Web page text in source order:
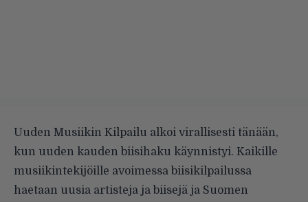
Uuden Musiikin Kilpailu alkoi virallisesti tänään,
kun uuden kauden biisihaku käynnistyi. Kaikille
musiikintekijöille avoimessa biisikilpailussa
haetaan uusia artisteja ja biisejä ja Suomen